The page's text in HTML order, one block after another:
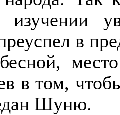
изучении
в
в том,
Шуню.